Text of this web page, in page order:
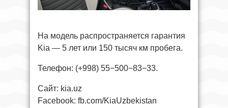
На модель распространяется гарантия
Kia — 5 лет или 150 тысяч км пробега.
Телефон: (+998) 55−500−83−33.
Сайт: kia.uz
Facebook: fb.com/KiaUzbekistan